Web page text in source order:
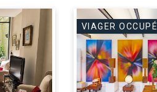
VIAGER OCCUPÉ